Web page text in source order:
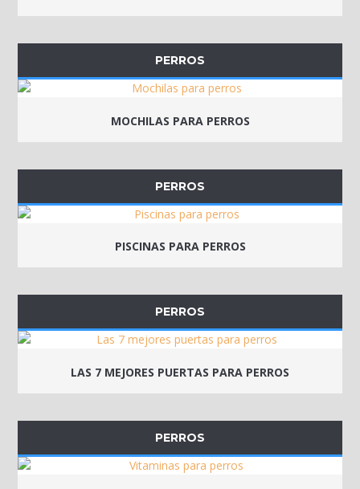
PERROS
MOCHILAS PARA PERROS
PERROS
PISCINAS PARA PERROS
PERROS
LAS 7 MEJORES PUERTAS PARA PERROS
PERROS